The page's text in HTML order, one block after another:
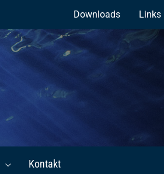
Downloads Links
Kontakt